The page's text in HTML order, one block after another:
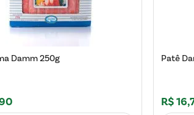
Damm 250g Patê
R$16,